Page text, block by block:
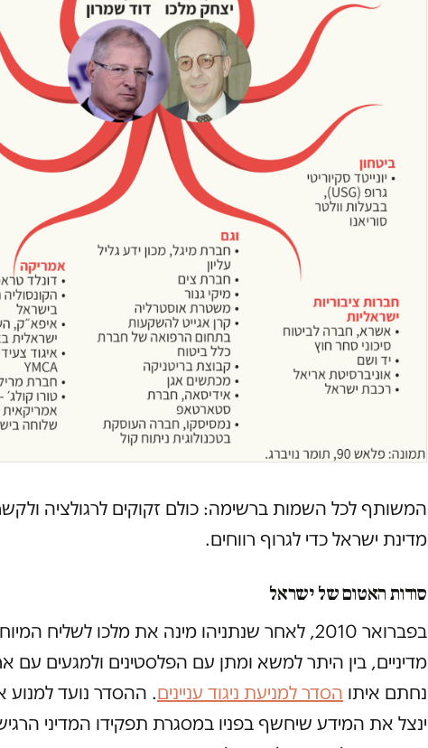
המשותף לכל השמות ברשימה: כולם זקוקים לרגולציה
מדינת ישראל כדי לגרוף רווחים.
סודות האטום של ישראל
בפברואר 2010, לאחר שנתניהו מינה את מלכו לשליח
מדיניים, בין היתר למשא ומתן עם הפלסטינים ולמגעים עם
נחתם איתו הסדר למניעת ניגוד עניינים. ההסדר נועד
ינצל את המידע שיחשף בפניו במסגרת תפקידו המדיני